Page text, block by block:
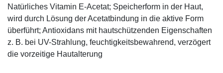
Natürliches Vitamin E-Acetat; Speicherform in der Haut,
wird durch Lösung der Acetatbindung in die aktive Form
überführt; Antioxidans mit hautschützenden Eigenschaften
z. B. bei UV-Strahlung, feuchtigkeitsbewahrend, verzögert
die vorzeitige Hautalterung